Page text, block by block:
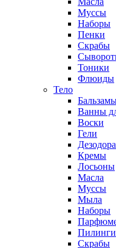
Муссы
Наборы
Пенки
Скрабы
Тоники
Флюиды
Тело
Ванны
Воски
Гели
Кремы
Лосьоны
Масла
Муссы
Мыла
Наборы
Пилинги
Скрабы